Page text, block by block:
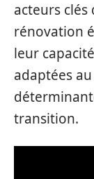
acteurs
rénovation
leur
adaptées
transition.